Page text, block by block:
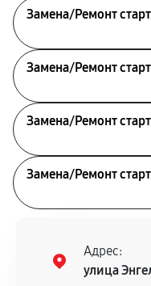
Замена/Pемонт
Замена/Pемонт
Замена/Pемонт
Замена/Pемонт
Адрес:
улица